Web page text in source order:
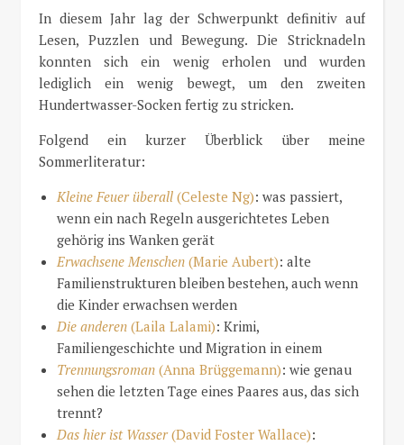
In diesem Jahr lag der Schwerpunkt definitiv auf
Lesen, Puzzlen und Bewegung. Die Stricknadeln
konnten sich ein wenig erholen und wurden
lediglich ein wenig bewegt, um den zweiten
Hundertwasser-Socken fertig zu stricken.
Folgend ein kurzer Überblick über meine
Sommerliteratur:
Kleine Feuer überall (Celeste Ng): was passiert,
wenn ein nach Regeln ausgerichtetes Leben
gehörig ins Wanken gerät
Erwachsene Menschen (Marie Aubert): alte
Familienstrukturen bleiben bestehen, auch wenn
die Kinder erwachsen werden
Die anderen (Laila Lalami): Krimi,
Familiengeschichte und Migration in einem
Trennungsroman (Anna Brüggemann): wie genau
sehen die letzten Tage eines Paares aus, das sich
trennt?
Das hier ist Wasser(David Foster Wallace):